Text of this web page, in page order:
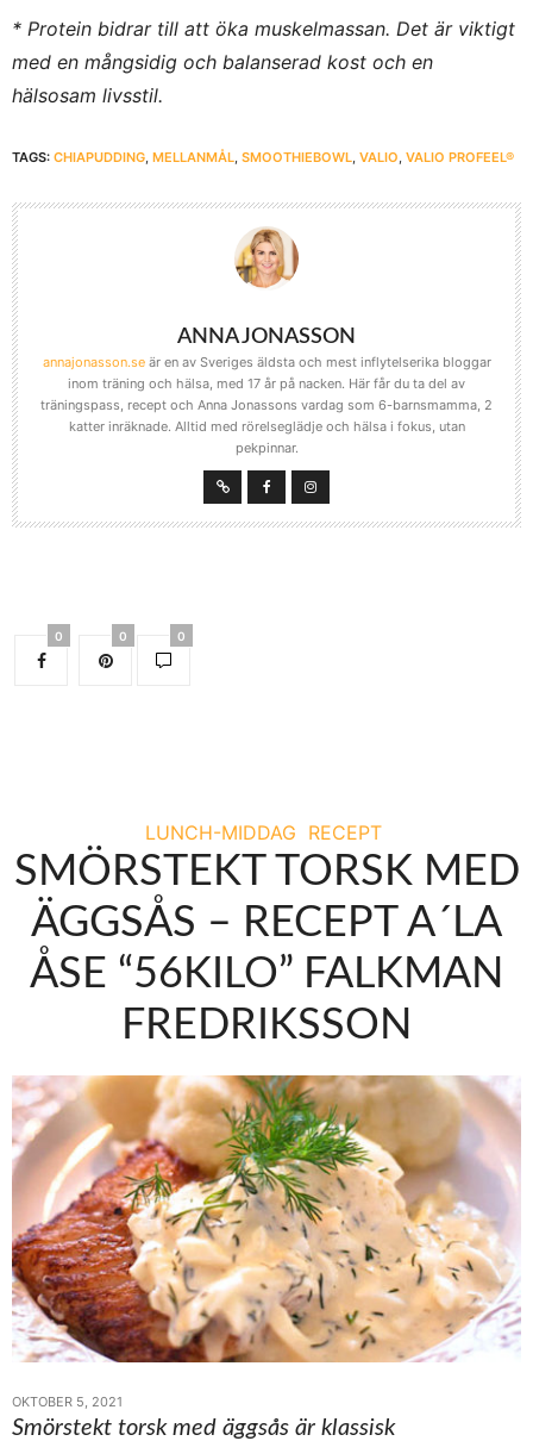
* Protein bidrar till att öka muskelmassan. Det är viktigt
med en mångsidig och balanserad kost och en
hälsosam livsstil.
TAGS: CHIAPUDDING, MELLANMÅL, SMOOTHIEBOWL, VALIO, VALIO PROFEEL®
ANNA JONASSON
annajonasson.seär en av Sveriges äldsta och mest inflytelserika bloggar
inom träning och hälsa, med 17 år på nacken. Här får du ta del av
träningspass, recept och Anna Jonassons vardag som 6-barnsmamma, 2
katter inräknade. Alltid med rörelseglädje och hälsa i fokus, utan
pekpinnar.
0 0 0
LUNCH-MIDDAG RECEPT
SMÖRSTEKT TORSK MED
ÄGGSÅS – RECEPT A´LA
ÅSE “56KILO” FALKMAN
FREDRIKSSON
OKTOBER 5, 2021
Smörstekt torsk med äggsås är klassisk